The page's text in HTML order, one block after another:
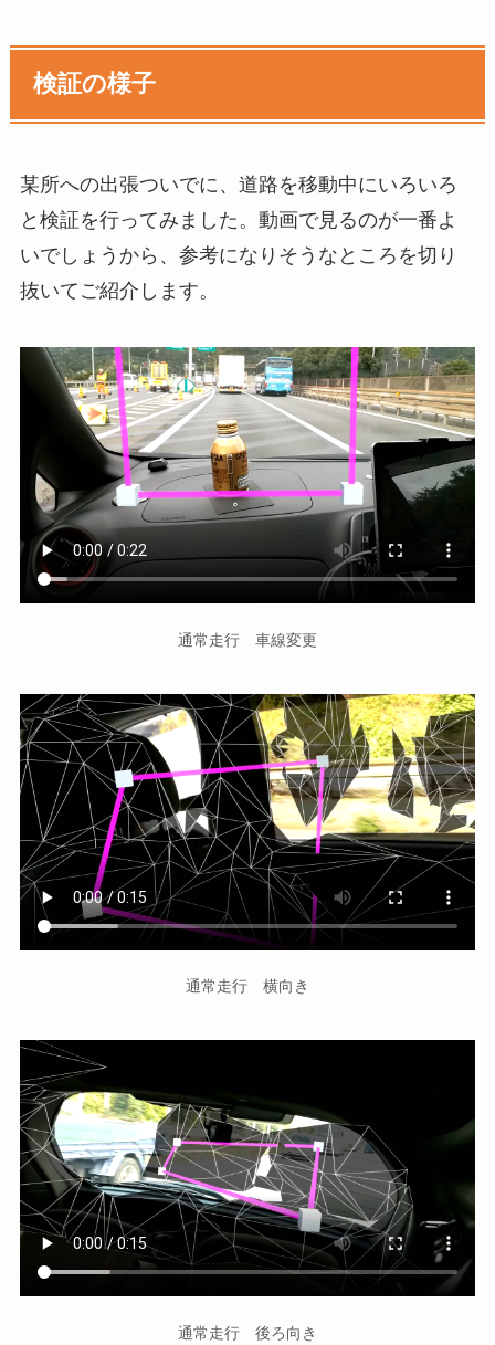
検証の様子
某所への出張ついでに、道路を移動中にいろいろ
と検証を行ってみました。動画で見るのが一番よ
いでしょうから、参考になりそうなところを切り
抜いてご紹介します。
通常走行 車線変更
通常走行 横向き
通常走行 後ろ向き